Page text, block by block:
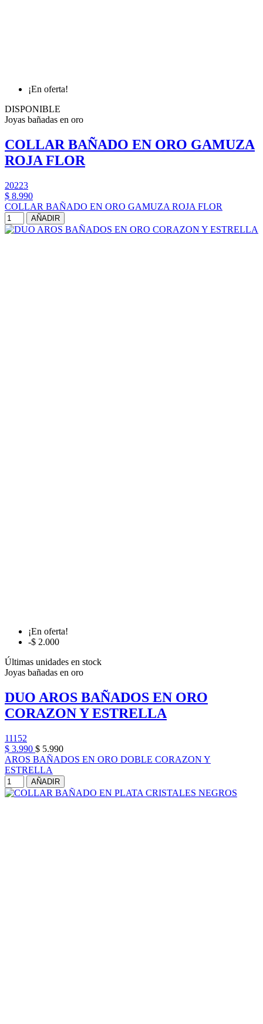
¡En oferta!
DISPONIBLE
Joyas bañadas en oro
COLLAR BAÑADO EN ORO GAMUZA
ROJA FLOR
20223
$ 8.990
COLLAR BAÑADO EN ORO GAMUZA ROJA FLOR
AÑADIR
¡En oferta!
-$ 2.000
Últimas unidades en stock
Joyas bañadas en oro
DUO AROS BAÑADOS EN ORO
CORAZON Y ESTRELLA
11152
$ 3.990 $ 5.990
AROS BAÑADOS EN ORO DOBLE CORAZON Y
ESTRELLA
AÑADIR